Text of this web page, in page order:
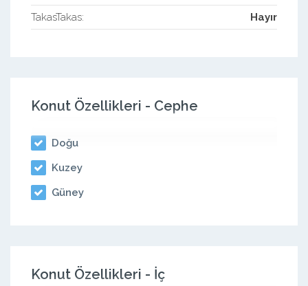
TakasTakas:
Hayır
Konut Özellikleri - Cephe
Doğu
Kuzey
Güney
Konut Özellikleri - İç